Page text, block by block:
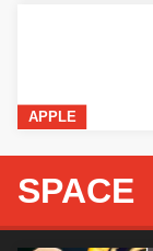
APPLE
SPACE